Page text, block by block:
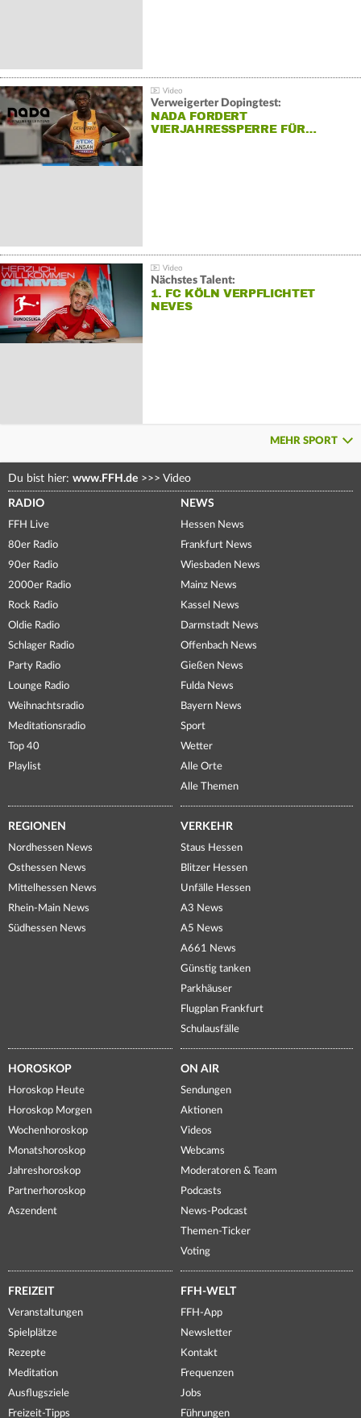
Verweigerter Dopingtest:
NADA FORDERT
VIERJAHRESSPERRE FÜR…
Nächstes Talent:
1. FC KÖLN VERPFLICHTET
NEVES
MEHR SPORT
Du bist hier: www.FFH.de >>> Video
RADIO
FFH Live
80er Radio
90er Radio
2000er Radio
Rock Radio
Oldie Radio
Schlager Radio
Party Radio
Lounge Radio
Weihnachtsradio
Meditationsradio
Top 40
Playlist
NEWS
Hessen News
Frankfurt News
Wiesbaden News
Mainz News
Kassel News
Darmstadt News
Offenbach News
Gießen News
Fulda News
Bayern News
Sport
Wetter
Alle Orte
Alle Themen
REGIONEN
Nordhessen News
Osthessen News
Mittelhessen News
Rhein-Main News
Südhessen News
VERKEHR
Staus Hessen
Blitzer Hessen
Unfälle Hessen
A3 News
A5 News
A661 News
Günstig tanken
Parkhäuser
Flugplan Frankfurt
Schulausfälle
HOROSKOP
Horoskop Heute
Horoskop Morgen
Wochenhoroskop
Monatshoroskop
Jahreshoroskop
Partnerhoroskop
Aszendent
ON AIR
Sendungen
Aktionen
Videos
Webcams
Moderatoren & Team
Podcasts
News-Podcast
Themen-Ticker
Voting
FREIZEIT
Veranstaltungen
Spielplätze
Rezepte
Meditation
Ausflugsziele
Freizeit-Tipps
FFH-WELT
FFH-App
Newsletter
Kontakt
Frequenzen
Jobs
Führungen